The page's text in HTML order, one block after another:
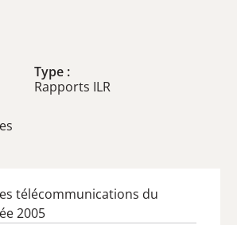
Type :
Rapports ILR
télécommunications du
2005